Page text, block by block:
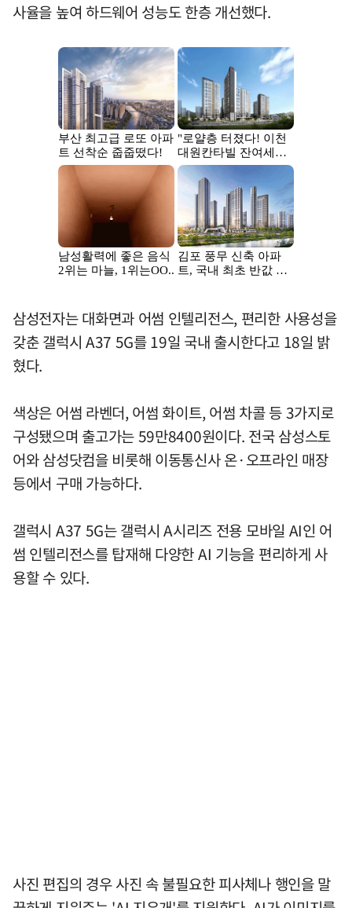
사율을 높여 하드웨어 성능도 한층 개선했다.
삼성전자는 대화면과 어썸 인텔리전스, 편리한 사용성을
갖춘 갤럭시 A37 5G를 19일 국내 출시한다고 18일 밝
혔다.
색상은 어썸 라벤더, 어썸 화이트, 어썸 차콜 등 3가지로
구성됐으며 출고가는 59만8400원이다. 전국 삼성스토
어와 삼성닷컴을 비롯해 이동통신사 온·오프라인 매장
등에서 구매 가능하다.
갤럭시 A37 5G는 갤럭시 A시리즈 전용 모바일 AI인 어
썸 인텔리전스를 탑재해 다양한 AI 기능을 편리하게 사
용할 수 있다.
사진 편집의 경우 사진 속 불필요한 피사체나 행인을 말